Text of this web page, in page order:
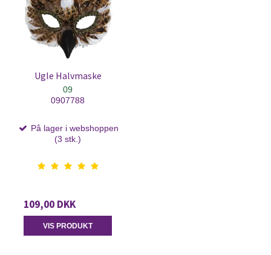
Ugle Halvmaske
09
0907788
På lager i webshoppen
(3 stk.)
109,00 DKK
VIS PRODUKT